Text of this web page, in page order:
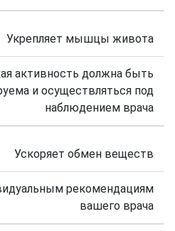
Укрепляет мышцы живота
активность должна быть
и осуществляться под
наблюдением врача
Ускоряет обмен веществ
рекомендациям
вашего врача